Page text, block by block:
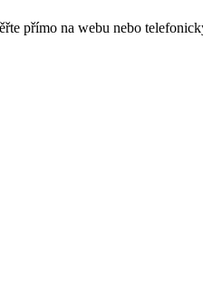
přímo na webu nebo